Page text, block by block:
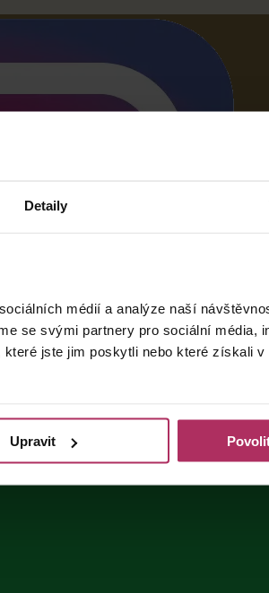
Detaily
médií a analýze naší
se svými partnery pro sociální média,
jste jim poskytli nebo které získali v
Upravit